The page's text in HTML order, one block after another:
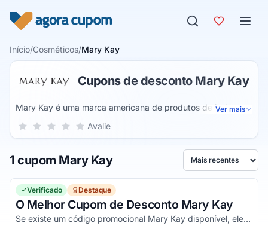
Início/Cosméticos/Mary Kay
Cupons de desconto Mary Kay
Mary Kay é uma marca americana de produtos de beleza
para o público feminino e masculino. As linhas de produtos
autobronzeadoras, protetores solares e mais.
Ver mais
Sua nota para Mary Kay, de 1 a 5 estrelas
5 estrelas
4 estrelas
3 estrelas
2 estrelas
1 estrela Avalie
1 cupom Mary Kay Ordenar por
Verificado Destaque
O Melhor Cupom de Desconto Mary Kay
Se existe um código promocional Mary Kay disponível, ele estará aqui no Agora Cupom. Pegue o voucher e confira agora!